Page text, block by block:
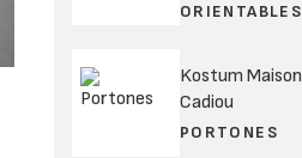
ORIENTABLES
Kostum Maison
Cadiou
PORTONES